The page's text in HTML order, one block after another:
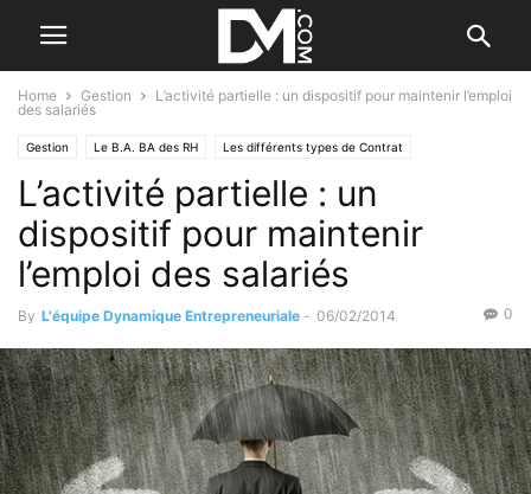
Home Gestion
L’activité partielle : un dispositif pour maintenir l’emploi
des salariés
Gestion Le B.A. BA des RH Les différents types de Contrat
L’activité partielle : un
dispositif pour maintenir
l’emploi des salariés
By L'équipe Dynamique Entrepreneuriale - 06/02/2014 0